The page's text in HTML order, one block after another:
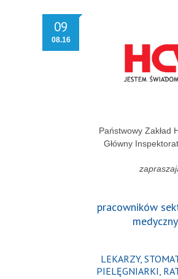
09
08.16
Państwowy Zakład
Główny
pracowników
LEKARZY,
PIELĘGNIARKI,